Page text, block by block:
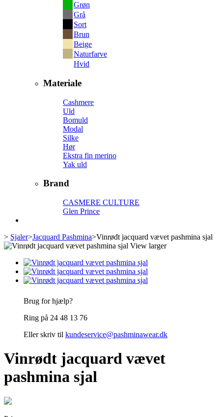
Grøn
Grå
Sort
Brun
Beige
Naturfarve
Hvid
Materiale
Cashmere
Uld
Bomuld
Modal
Silke
Hør
Ekstra fin merino
Yak uld
Brand
CASMERE CULTURE
Glen Prince
> Sjaler>Jacquard Pashmina>Vinrødt jacquard vævet pashmina sjal
View larger
Brug for hjælp?
Ring på 24 48 13 76
Eller skriv til kundeservice@pashminawear.dk
Vinrødt jacquard vævet
pashmina sjal